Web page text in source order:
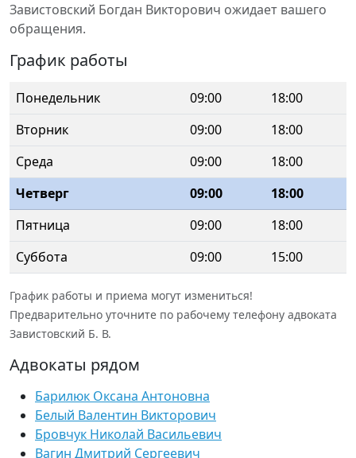
Завистовский Богдан Викторович ожидает вашего
обращения.
График работы
Понедельник 09:00
18:00
Вторник
09:00
18:00
Среда
09:00
18:00
Четверг
09:00
18:00
Пятница
09:00
18:00
Суббота
09:00 15:00
График работы и приема могут измениться!
Предварительно уточните по рабочему телефону адвоката
Завистовский Б. В.
Адвокаты рядом
Барилюк Оксана Антоновна
Белый Валентин Викторович
Бровчук Николай Васильевич
Вагин Дмитрий Сергеевич